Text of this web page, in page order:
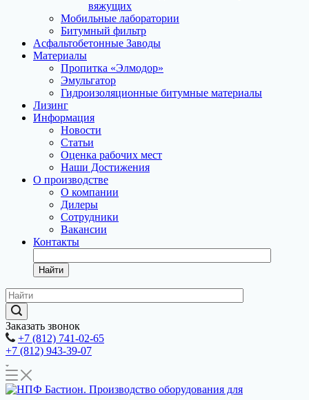
вяжущих
Мобильные лаборатории
Битумный фильтр
Асфальтобетонные Заводы
Материалы
Пропитка «Элмодор»
Эмульгатор
Гидроизоляционные битумные материалы
Лизинг
Информация
Новости
Статьи
Оценка рабочих мест
Наши Достижения
О производстве
О компании
Дилеры
Сотрудники
Вакансии
Контакты
Найти
Заказать звонок
+7 (812) 741-02-65
+7 (812) 943-39-07